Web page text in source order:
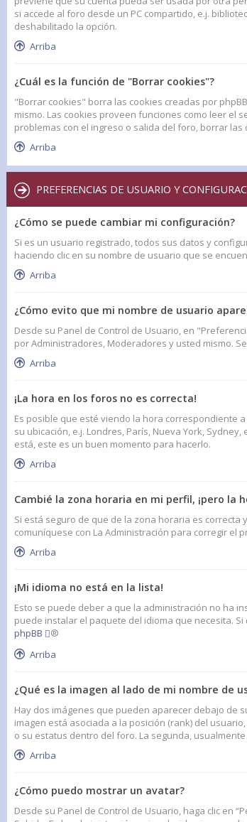
si accede al foro desde un PC compartido, e.j.
deshabilitado la opción.
Arriba
¿Cuál es la función de "Borrar cookies"?
"Borrar cookies" borra las cookies creadas por
mismo. Las cookies proveen funciones como leer el
problemas con el ingreso o salida del foro, borrar
Arriba
PREFERENCIAS DE USUARIO Y
¿Cómo se puede cambiar mi configuración?
Si es un usuario registrado, todos sus datos y
haciendo clic en su nombre de usuario que se
Arriba
¿Cómo evito que mi nombre de usuario
Desde su Panel de Control de Usuario, en
por Administradores, Moderadores y usted mismo.
Arriba
¡La hora en los foros no es correcta!
Es posible que esté viendo la hora correspondiente
su ubicación, e.j. Londres, París, Nueva York,
está, este es un buen momento para hacerlo.
Arriba
Cambié la zona horaria en mi perfil, ¡pero la
Si está seguro de que de la zona horaria es
comuníquese con La Administración para corregir el
Arriba
¡Mi idioma no está en la lista!
Esto se puede deber a que la administración no ha
puede instalar el paquete del idioma que necesita.
phpBB
®
Arriba
¿Qué es la imagen al lado de mi nombre de
Hay dos imágenes que pueden aparecer debajo de
imagen está asociada a la posición (rank) del
o su estatus dentro del foro. La segunda,
Arriba
¿Cómo puedo mostrar un avatar?
Desde su Panel de Control de Usuario, haga clic en